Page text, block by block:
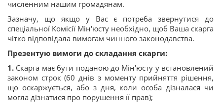
численним нашим громадянам.
Зазначу, що якщо у Вас є потреба звернутися до
спеціальної Комісії Мін'юсту необхідно, щоб Ваша скарга
чітко відповідала вимогам чинного законодавства.
Презентую вимоги до складання скарги:
1. Скарга має бути поданою до Мін'юсту у встановлений
законом строк (60 днів з моменту прийняття рішення,
що оскаржується, або з дня, коли особа дізналася чи
могла дізнатися про порушення її прав);